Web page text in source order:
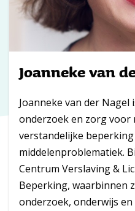
Joanneke van
Joanneke van der Nagel
onderzoek en zorg voor
verstandelijke beperking
middelenproblematiek.
Centrum Verslaving &
Beperking, waarbinnen
onderzoek, onderwijs